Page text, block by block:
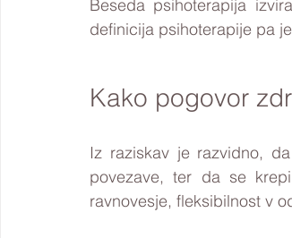
Beseda psihoterapija
definicija psihoterapije pa
Kako pogovor
Iz raziskav je razvidno,
povezave, ter da se
ravnovesje, fleksibilnost v